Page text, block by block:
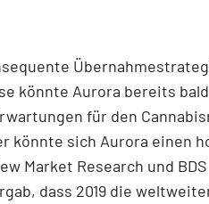
könnte Aurora bereits
für den
könnte sich Aurora einen
Market Research und BDS
dass 2019 die